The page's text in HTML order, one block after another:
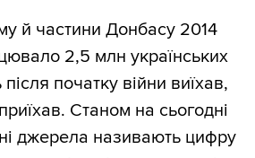
й частини Донбасу 2014
2,5 млн українських
початку війни виїхав,
Станом на сьогодні
джерела називають цифру